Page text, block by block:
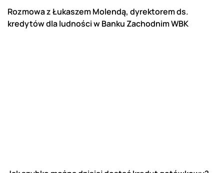
Rozmowa z Łukaszem Molendą, dyrektorem ds.
kredytów dla ludności w Banku Zachodnim WBK